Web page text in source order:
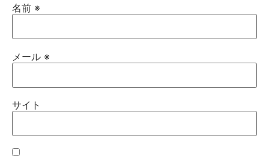
名前 ※
メール ※
サイト